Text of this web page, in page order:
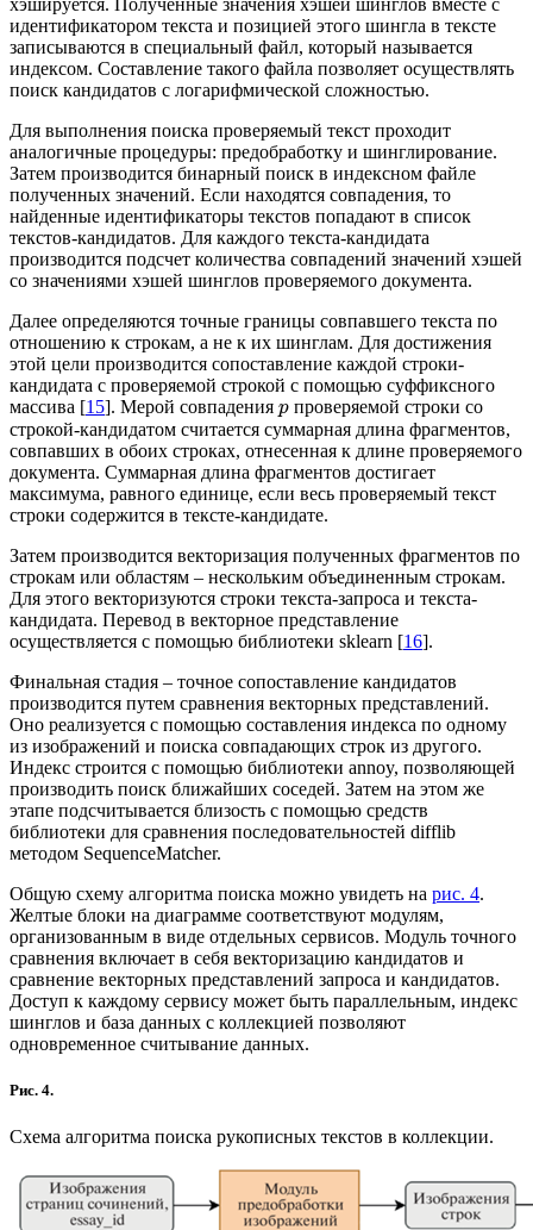
хэшируется. Полученные значения хэшей шинглов вместе с
идентификатором текста и позицией этого шингла в тексте
записываются в специальный файл, который называется
индексом. Составление такого файла позволяет осуществлять
поиск кандидатов с логарифмической сложностью.
Для выполнения поиска проверяемый текст проходит
аналогичные процедуры: предобработку и шинглирование.
Затем производится бинарный поиск в индексном файле
полученных значений. Если находятся совпадения, то
найденные идентификаторы текстов попадают в список
текстов-кандидатов. Для каждого текста-кандидата
производится подсчет количества совпадений значений хэшей
со значениями хэшей шинглов проверяемого документа.
Далее определяются точные границы совпавшего текста по
отношению к строкам, а не к их шинглам. Для достижения
этой цели производится сопоставление каждой строки-
кандидата с проверяемой строкой с помощью суффиксного
массива [15]. Мерой совпадения p проверяемой строки со
строкой-кандидатом считается суммарная длина фрагментов,
совпавших в обоих строках, отнесенная к длине проверяемого
документа. Суммарная длина фрагментов достигает
максимума, равного единице, если весь проверяемый текст
строки содержится в тексте-кандидате.
Затем производится векторизация полученных фрагментов по
строкам или областям – нескольким объединенным строкам.
Для этого векторизуются строки текста-запроса и текста-
кандидата. Перевод в векторное представление
осуществляется с помощью библиотеки sklearn [16].
Финальная стадия – точное сопоставление кандидатов
производится путем сравнения векторных представлений.
Оно реализуется с помощью составления индекса по одному
из изображений и поиска совпадающих строк из другого.
Индекс строится с помощью библиотеки annoy, позволяющей
производить поиск ближайших соседей. Затем на этом же
этапе подсчитывается близость с помощью средств
библиотеки для сравнения последовательностей difflib
методом SequenceMatcher.
Общую схему алгоритма поиска можно увидеть на рис. 4.
Желтые блоки на диаграмме соответствуют модулям,
организованным в виде отдельных сервисов. Модуль точного
сравнения включает в себя векторизацию кандидатов и
сравнение векторных представлений запроса и кандидатов.
Доступ к каждому сервису может быть параллельным, индекс
шинглов и база данных с коллекцией позволяют
одновременное считывание данных.
Рис. 4.
Схема алгоритма поиска рукописных текстов в коллекции.